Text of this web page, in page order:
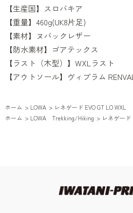
【生産国】スロバキア
【重量】460g(UK8片足)
【素材】ヌバックレザー
【防水素材】ゴアテックス
【ラスト（木型）】WXLラスト
【アウトソール】ヴィブラム
ホーム > LOWA > レネゲード EVO GT LO WXL
ホーム > LOWA Trekking/Hiking > レネゲード